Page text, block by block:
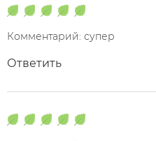
Комментарий: супер
Ответить